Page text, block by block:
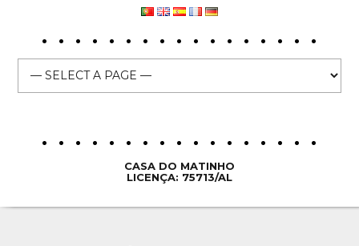
CASA DO MATINHO
LICENÇA: 75713/AL